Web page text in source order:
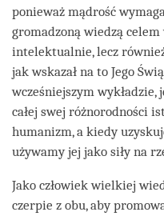
ponieważ mądrość
gromadzoną wiedzą
intelektualnie, lecz
jak wskazał na to Jego
wcześniejszym
całej swej różnorodności
humanizm, a kiedy
używamy jej jako siły na
Jako człowiek wielkiej
czerpie z obu, aby